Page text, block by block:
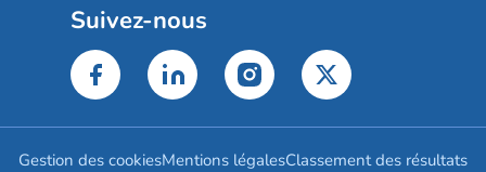
Suivez-nous
Gestion des cookiesMentions légalesClassement des résultats